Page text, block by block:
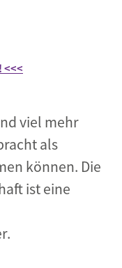
viel mehr
als
können. Die
ist eine